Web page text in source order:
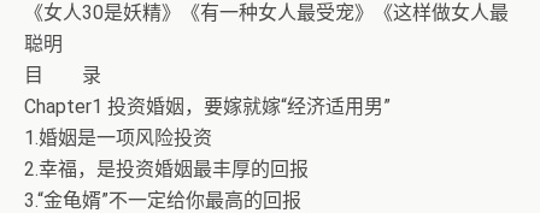
《女人30是妖精》《有一种女人最受宠》《这样做女人最
聪明
目 录
Chapter1 投资婚姻，要嫁就嫁“经济适用男”
1.婚姻是一项风险投资
2.幸福，是投资婚姻最丰厚的回报
3.“金龟婿”不一定给你最高的回报